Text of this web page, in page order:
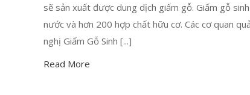
sẽ sản xuất được dung dịch giấm gỗ. Giấm gỗ
nước và hơn 200 hợp chất hữu cơ. Các cơ quan
nghị Giấm Gỗ Sinh [...]
Read More